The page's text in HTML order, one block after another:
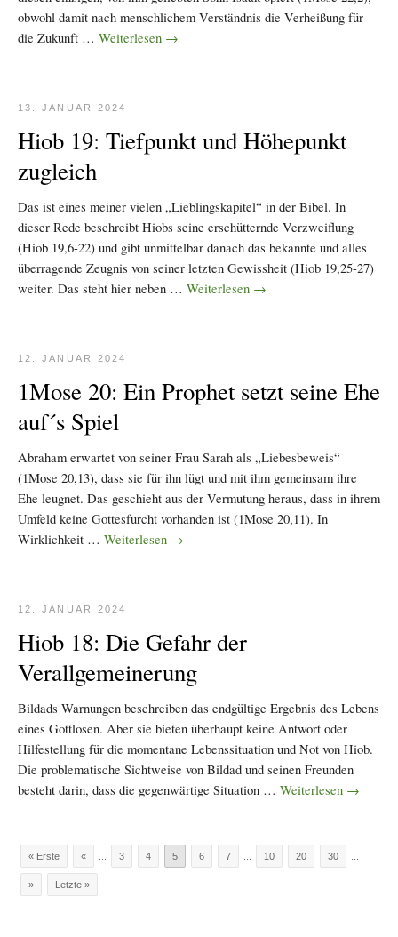
obwohl damit nach menschlichem Verständnis die Verheißung für
die Zukunft … Weiterlesen →
13. JANUAR 2024
Hiob 19: Tiefpunkt und Höhepunkt
zugleich
Das ist eines meiner vielen „Lieblingskapitel“ in der Bibel. In
dieser Rede beschreibt Hiobs seine erschütternde Verzweiflung
(Hiob 19,6-22) und gibt unmittelbar danach das bekannte und alles
überragende Zeugnis von seiner letzten Gewissheit (Hiob 19,25-27)
weiter. Das steht hier neben … Weiterlesen →
12. JANUAR 2024
1Mose 20: Ein Prophet setzt seine Ehe
auf´s Spiel
Abraham erwartet von seiner Frau Sarah als „Liebesbeweis“
(1Mose 20,13), dass sie für ihn lügt und mit ihm gemeinsam ihre
Ehe leugnet. Das geschieht aus der Vermutung heraus, dass in ihrem
Umfeld keine Gottesfurcht vorhanden ist (1Mose 20,11). In
Wirklichkeit … Weiterlesen →
12. JANUAR 2024
Hiob 18: Die Gefahr der
Verallgemeinerung
Bildads Warnungen beschreiben das endgültige Ergebnis des Lebens
eines Gottlosen. Aber sie bieten überhaupt keine Antwort oder
Hilfestellung für die momentane Lebenssituation und Not von Hiob.
Die problematische Sichtweise von Bildad und seinen Freunden
besteht darin, dass die gegenwärtige Situation … Weiterlesen →
« Erste « 3 4 5 6 7 10 20 30
» Letzte »